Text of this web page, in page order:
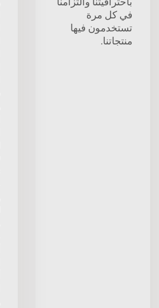
في كل مرة
تستخدمون فيها
منتجاتنا.